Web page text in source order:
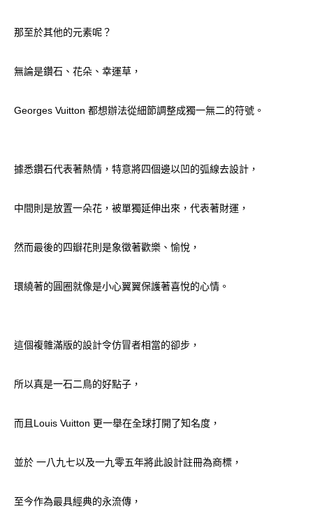
那至於其他的元素呢？
無論是鑽石、花朵、幸運草，
Georges Vuitton 都想辦法從細節調整成獨一無二的符號。
據悉鑽石代表著熱情，特意將四個邊以凹的弧線去設計，
中間則是放置一朵花，被單獨延伸出來，代表著財運，
然而最後的四瓣花則是象徵著歡樂、愉悅，
環繞著的圓圈就像是小心翼翼保護著喜悅的心情。
這個複雜滿版的設計令仿冒者相當的卻步，
所以真是一石二鳥的好點子，
而且Louis Vuitton 更一舉在全球打開了知名度，
並於 一八九七以及一九零五年將此設計註冊為商標，
至今作為最具經典的永流傳，